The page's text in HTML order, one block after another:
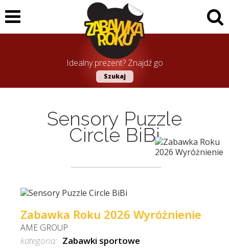
Idealny prezent? Znajdź go
Szukaj
Sensory Puzzle
Circle BiBi
Zabawka Roku 2026 Wyróżnienie
AME GROUP
kategoria: Zabawki sportowe